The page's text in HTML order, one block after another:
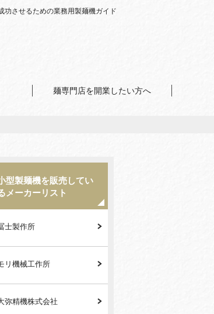
功させるための業務用製麺機ガイド
麺専門店を開業したい方へ
型製麺機を販売してい
メーカーリスト
士製作所
リ機械工作所
弥精機株式会社